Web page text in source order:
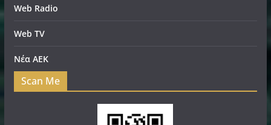
Web Radio
Web TV
Νέα ΑΕΚ
Scan Me